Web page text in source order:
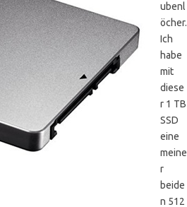
ubenl
öcher.
Ich
habe
mit
diese
r 1 TB
SSD
eine
meine
r
beide
n 512